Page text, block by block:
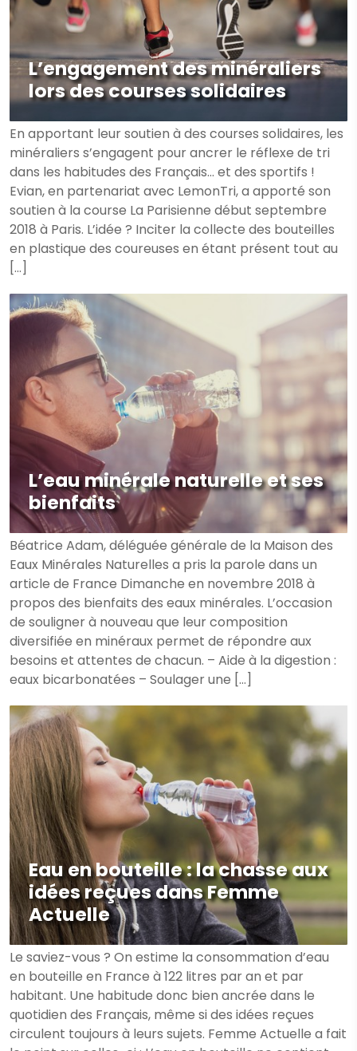
L’engagement des minéraliers
lors des courses solidaires
En apportant leur soutien à des courses solidaires, les
minéraliers s’engagent pour ancrer le réflexe de tri
dans les habitudes des Français… et des sportifs !
Evian, en partenariat avec LemonTri, a apporté son
soutien à la course La Parisienne début septembre
2018 à Paris. L’idée ? Inciter la collecte des bouteilles
en plastique des coureuses en étant présent tout au
[…]
L’eau minérale naturelle et ses
bienfaits
Béatrice Adam, déléguée générale de la Maison des
Eaux Minérales Naturelles a pris la parole dans un
article de France Dimanche en novembre 2018 à
propos des bienfaits des eaux minérales. L’occasion
de souligner à nouveau que leur composition
diversifiée en minéraux permet de répondre aux
besoins et attentes de chacun. – Aide à la digestion :
eaux bicarbonatées – Soulager une […]
Eau en bouteille : la chasse aux
idées reçues dans Femme
Actuelle
Le saviez-vous ? On estime la consommation d’eau
en bouteille en France à 122 litres par an et par
habitant. Une habitude donc bien ancrée dans le
quotidien des Français, même si des idées reçues
circulent toujours à leurs sujets. Femme Actuelle a fait